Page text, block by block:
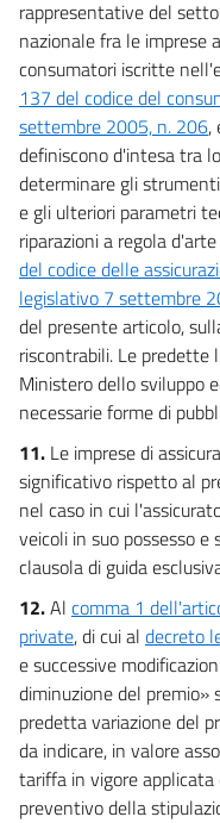
rappresentative del
nazionale fra le imprese
consumatori iscritte
137 del codice del
settembre 2005, n. 206,
definiscono d'intesa tra
determinare gli
e gli ulteriori parametri
riparazioni a regola
del codice delle
legislativo 7 settembre
del presente articolo,
riscontrabili. Le predette
Ministero dello sviluppo
necessarie forme di
11. Le imprese di
significativo rispetto al
nel caso in cui
veicoli in suo possesso
clausola di guida
12.Al comma 1
private, di cui al decreto
e successive
diminuzione del
predetta variazione del
da indicare, in valore
tariffa in vigore
preventivo della